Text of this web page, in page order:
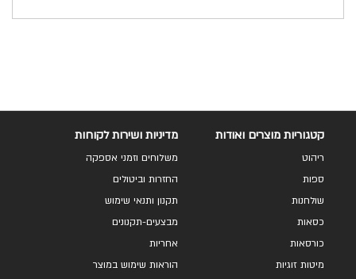
קטגוריות מוצרים ואודות
ריהוט
ספות
שולחנות
כסאות
כורסאות
מיטות זוגיות
מדיניות ושירות לקוחות
משלוחים וזמני אספקה
החזרות וביטולים
תקנון ותנאי שימוש
מבצעים-תקנונים
אחריות
הוראות שימוש במוצר